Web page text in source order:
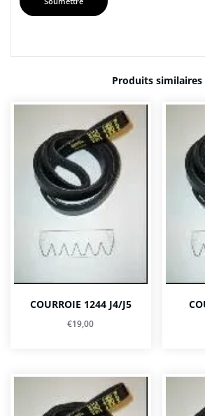
Produits similaires
COURROIE 1244 J4/J5
€19,00